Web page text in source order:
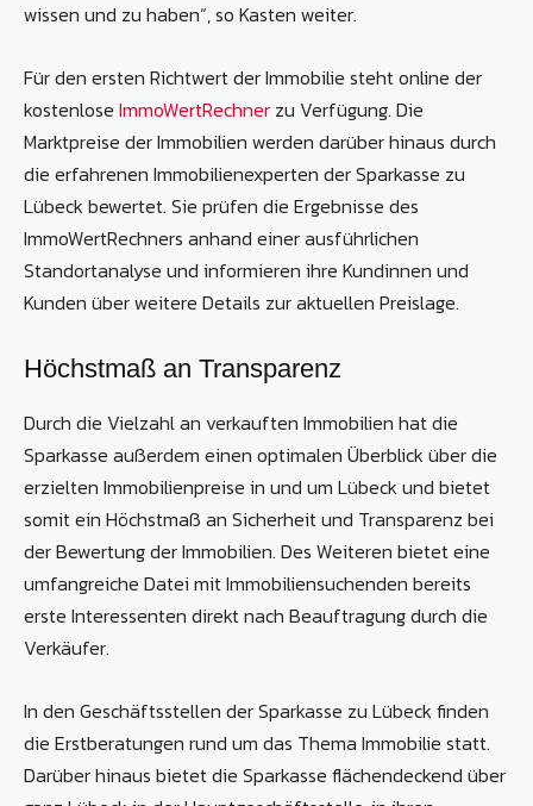
wissen und zu haben“, so Kasten weiter.
Für den ersten Richtwert der Immobilie steht online der
kostenlose ImmoWertRechner zu Verfügung. Die
Marktpreise der Immobilien werden darüber hinaus durch
die erfahrenen Immobilienexperten der Sparkasse zu
Lübeck bewertet. Sie prüfen die Ergebnisse des
ImmoWertRechners anhand einer ausführlichen
Standortanalyse und informieren ihre Kundinnen und
Kunden über weitere Details zur aktuellen Preislage.
Höchstmaß an Transparenz
Durch die Vielzahl an verkauften Immobilien hat die
Sparkasse außerdem einen optimalen Überblick über die
erzielten Immobilienpreise in und um Lübeck und bietet
somit ein Höchstmaß an Sicherheit und Transparenz bei
der Bewertung der Immobilien. Des Weiteren bietet eine
umfangreiche Datei mit Immobiliensuchenden bereits
erste Interessenten direkt nach Beauftragung durch die
Verkäufer.
In den Geschäftsstellen der Sparkasse zu Lübeck finden
die Erstberatungen rund um das Thema Immobilie statt.
Darüber hinaus bietet die Sparkasse flächendeckend über